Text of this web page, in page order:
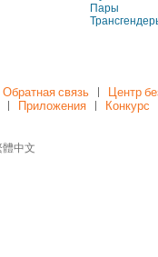
Пары
Обратная связь
Центр
Приложения Конкурс